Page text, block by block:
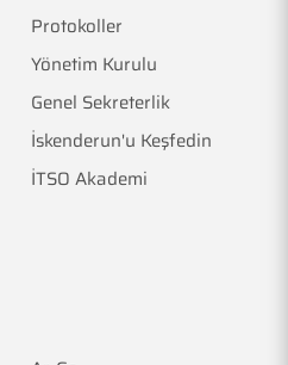
Protokoller
Yönetim Kurulu
Genel Sekreterlik
İskenderun'u Keşfedin
İTSO Akademi